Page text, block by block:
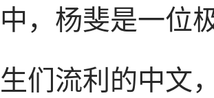
中，杨斐是一位
生们流利的中文